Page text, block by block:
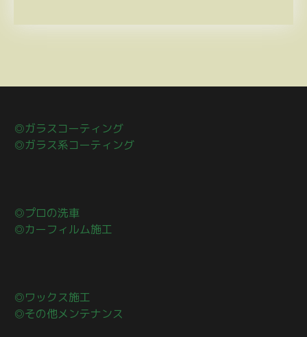
◎ガラスコーティング
◎ガラス系コーティング
◎プロの洗車
◎カーフィルム施工
◎ワックス施工
◎その他メンテナンス